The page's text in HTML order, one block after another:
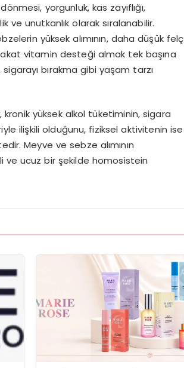
yorgunluk, kas zayıflığı,
ve unutkanlık olarak sıralanabilir.
yüksek alımının, daha düşük felç
vitamin desteği almak tek başına
bırakma gibi yaşam tarzı
yüksek alkol tüketiminin, sigara
ilişkili olduğunu, fiziksel aktivitenin ise
Meyve ve sebze alımının
ve ucuz bir şekilde homosistein